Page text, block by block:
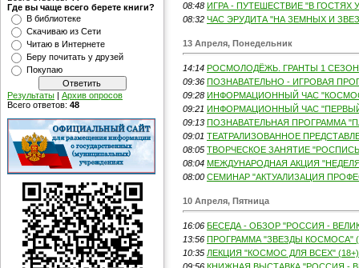
Где вы чаще всего берете книги?
В библиотеке
Скачиваю из Сети
Читаю в Интернете
Беру почитать у друзей
Покупаю
Результаты | Архив опросов
Всего ответов: 48
08:48 ИГРА - ПУТЕШЕСТВИЕ "В ГОСТЯХ
08:32 ЧАС ЭРУДИТА "НА ЗЕМНЫХ И
13 Апреля, Понедельник
14:14 РОСМОЛОДЁЖЬ. ГРАНТЫ 1 СЕЗОН
09:36 ПОЗНАВАТЕЛЬНО - ИГРОВАЯ
09:28 ИНФОРМАЦИОННЫЙ ЧАС
09:21 ИНФОРМАЦИОННЫЙ ЧАС
09:13 ПОЗНАВАТЕЛЬНАЯ ПРОГРАММА
09:01 ТЕАТРАЛИЗОВАННОЕ
08:05 ТВОРЧЕСКОЕ ЗАНЯТИЕ
08:04 МЕЖДУНАРОДНАЯ АКЦИЯ
08:00 СЕМИНАР "АКТУАЛИЗАЦИЯ
10 Апреля, Пятница
16:06 БЕСЕДА - ОБЗОР "РОССИЯ -
13:56 ПРОГРАММА "ЗВЕЗДЫ КОСМОСА"
10:35 ЛЕКЦИЯ "КОСМОС ДЛЯ ВСЕХ" (18+)